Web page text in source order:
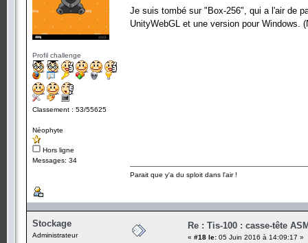
Profil challenge
Classement : 53/55625
Néophyte
Hors ligne
Messages: 34
Je suis tombé sur "Box-256", qui a l'air de
UnityWebGL et une version pour
Parait que y'a du sploit dans l'air !
Stockage
Administrateur
Re : Tis-100 : casse-tête
« #18 le: 05 Juin 2016 à 14:09:17 »